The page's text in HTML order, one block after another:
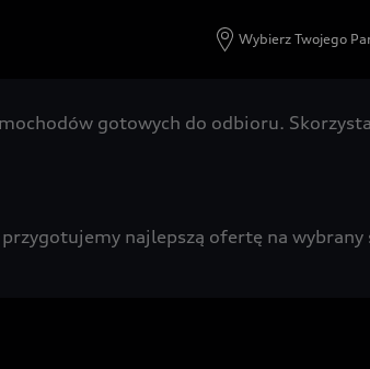
Wybierz Twojego
gotowych do odbioru.
najlepszą ofertę na wybrany